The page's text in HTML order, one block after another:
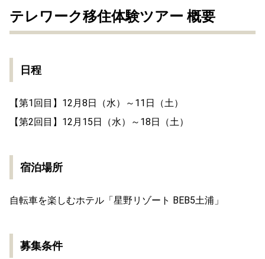
テレワーク移住体験ツアー 概要
日程
【第1回目】12月8日（水）～11日（土）
【第2回目】12月15日（水）～18日（土）
宿泊場所
自転車を楽しむホテル「星野リゾート BEB5土浦」
募集条件